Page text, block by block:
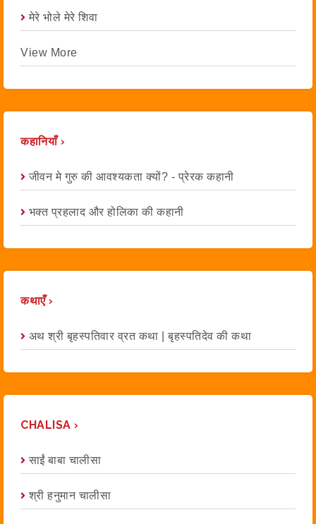
मेरे भोले मेरे शिवा
View More
कहानियाँ ›
जीवन मे गुरु की आवश्यकता क्यों? - प्रेरक कहानी
भक्त प्रहलाद और होलिका की कहानी
कथाएँ ›
अथ श्री बृहस्पतिवार व्रत कथा | बृहस्पतिदेव की कथा
CHALISA ›
साईं बाबा चालीसा
श्री हनुमान चालीसा